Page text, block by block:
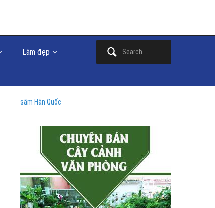
Làm đẹp
sâm Hàn Quốc